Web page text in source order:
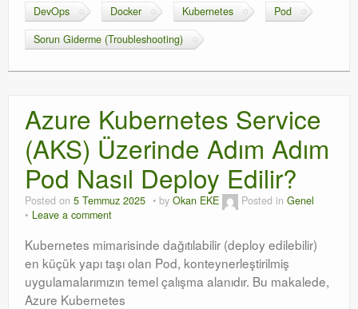
DevOps
Docker Kubernetes
Pod
Sorun Giderme (Troubleshooting)
Azure Kubernetes Service
(AKS) Üzerinde Adım Adım
Pod Nasıl Deploy Edilir?
Posted on 5 Temmuz 2025 by Okan EKE Posted in Genel
Leave a comment
Kubernetes mimarisinde dağıtılabilir (deploy edilebilir)
en küçük yapı taşı olan Pod, konteynerleştirilmiş
uygulamalarımızın temel çalışma alanıdır. Bu makalede,
Azure Kubernetes